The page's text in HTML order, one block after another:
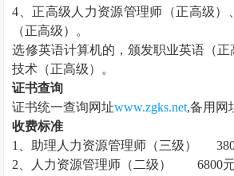
4、正高级 人力资源管理师 （正高级
（正高级）。
选修英语计算机的，颁发职业英语（正
技术（正高级）。
证书查询
证书统一查询网址www.zgks.net,备用网
收费标准
1、助理 人力资源管理师 （三级）
2、
人力资源管理师 （二级）
6800